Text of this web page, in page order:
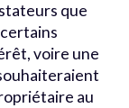
que
voire une
au